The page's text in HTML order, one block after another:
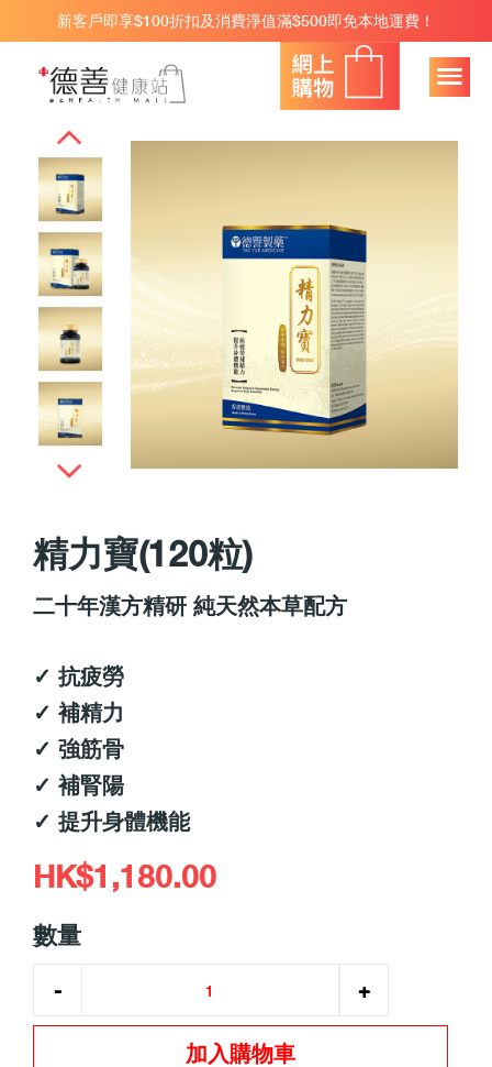
新客戶即享$100折扣及消費淨值滿$500即免本地運費！
精力寶(120粒)
二十年漢方精研 純天然本草配方
✓ 抗疲勞
✓ 補精力
✓ 強筋骨
✓ 補腎陽
✓ 提升身體機能
HK$1,180.00
數量
- +
加入購物車